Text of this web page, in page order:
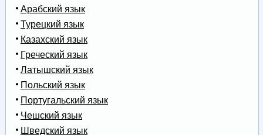
Арабский язык
Турецкий язык
Казахский язык
Греческий язык
Латышский язык
Польский язык
Португальский язык
Чешский язык
Шведский язык